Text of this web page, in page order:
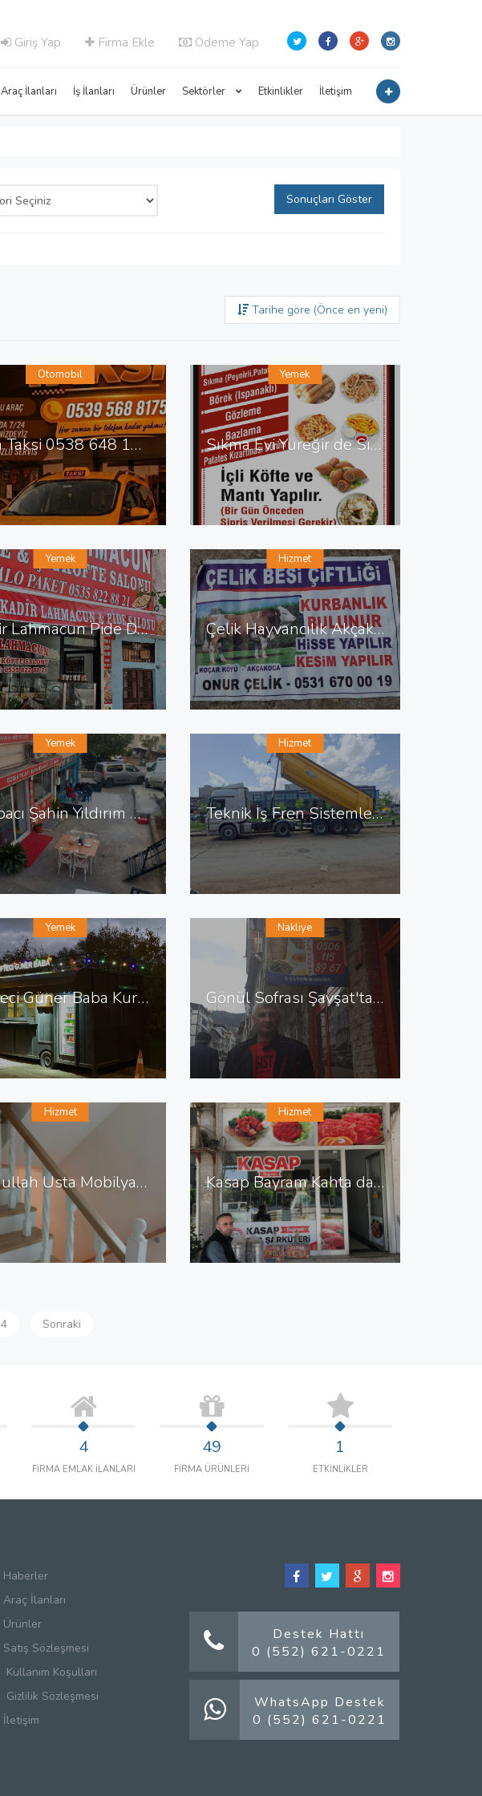
Giriş Yap Firma Ekle Ödeme Yap
Araç İlanları İş İlanları Ürünler Sektörler Etkinlikler İletişim
Sonuçları Göster
Tarihe göre (Önce en yeni)
Zara Taksi 0538 648 12 87 Zara da Taksi
Otomobil
Sıkma Evi Yüreğir de Sıkma Evi
Yemek
Kadir Lahmacun Pide Döner Salonu Yenişehir de Lahmacun Pide
Yemek
Çelik Hayvancılık Akçakoca da Hayvancılık Besicilik
Hizmet
Çorbacı Şahin Yıldırım da Çorbacı
Yemek
Teknik İş Fren Sistemleri Erkan Usta Ostim de Fren Tamiri
Hizmet
Köfteci Güner Baba Kurtköy de Köfteci
Yemek
Gönül Sofrası Şavşat'ta Tavuk Döner
Nakliye
Abdullah Usta Mobilya Dekorasyon Sitelerde Mobilya Dekorasyon
Hizmet
Kasap Bayram Kahta da Kasap
Hizmet
4 Sonraki
4
FİRMA EMLAK İLANLARI
49
FİRMA ÜRÜNLERİ
1
ETKİNLİKLER
Haberler
Araç İlanları
Ürünler
Satış Sözleşmesi
Kullanım Koşulları
Gizlilik Sözleşmesi
İletişim
Destek Hattı
0 (552) 621-0221
WhatsApp Destek
0 (552) 621-0221